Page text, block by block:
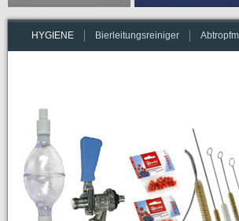
HYGIENE Bierleitungsreiniger